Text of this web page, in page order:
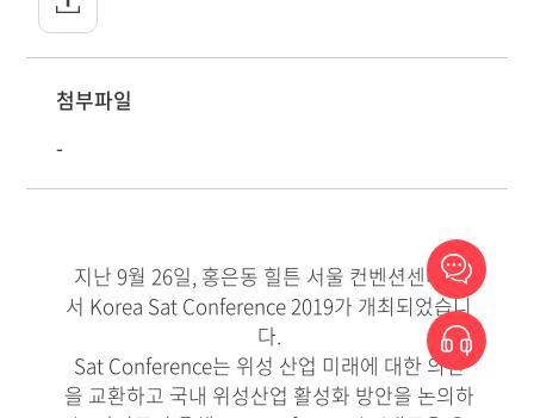
첨부파일
-
지난 9월 26일, 홍은동 힐튼 서울 컨벤션센터에
서 Korea Sat Conference 2019가 개최되었습니
다.
Sat Conference는 위성 산업 미래에 대한 의견
을 교환하고 국내 위성산업 활성화 방안을 논의하